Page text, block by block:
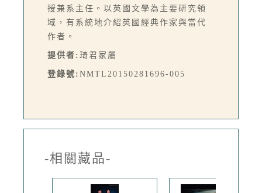
授兼系主任。以英國文學為主要研究領
域，有系統地介紹英國經典作家與當代
作者。
提供者: 琦君家屬
登錄號: NMTL20150281696-005
-相關藏品-